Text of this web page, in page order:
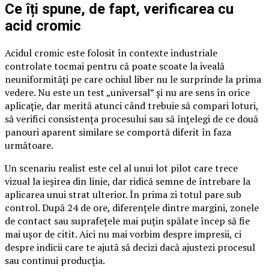
Ce îți spune, de fapt, verificarea cu
acid cromic
Acidul cromic este folosit în contexte industriale
controlate tocmai pentru că poate scoate la iveală
neuniformități pe care ochiul liber nu le surprinde la prima
vedere. Nu este un test „universal” și nu are sens în orice
aplicație, dar merită atunci când trebuie să compari loturi,
să verifici consistența procesului sau să înțelegi de ce două
panouri aparent similare se comportă diferit în faza
următoare.
Un scenariu realist este cel al unui lot pilot care trece
vizual la ieșirea din linie, dar ridică semne de întrebare la
aplicarea unui strat ulterior. În prima zi totul pare sub
control. După 24 de ore, diferențele dintre margini, zonele
de contact sau suprafețele mai puțin spălate încep să fie
mai ușor de citit. Aici nu mai vorbim despre impresii, ci
despre indicii care te ajută să decizi dacă ajustezi procesul
sau continui producția.